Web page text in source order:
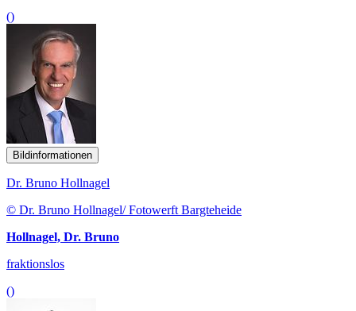
()
Bildinformationen
Dr. Bruno Hollnagel
© Dr. Bruno Hollnagel/ Fotowerft Bargteheide
Hollnagel, Dr. Bruno
fraktionslos
()